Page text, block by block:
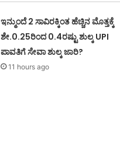
ಇನ್ಮುಂದೆ 2 ಸಾವಿರಕ್ಕಿಂತ ಹೆಚ್ಚಿನ ಮೊತ್ತಕ್ಕೆ
ಶೇ.0.25ರಿಂದ 0.4ರಷ್ಟು ಶುಲ್ಕ UPI
ಪಾವತಿಗೆ ಸೇವಾ ಶುಲ್ಕ ಜಾರಿ?
11 hours ago